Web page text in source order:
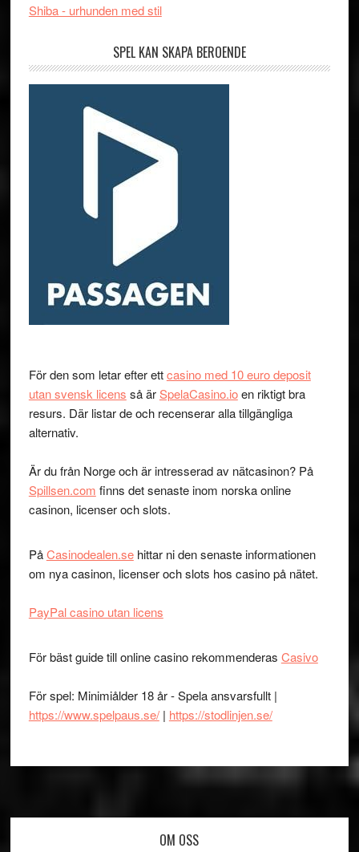
Shiba - urhunden med stil
SPEL KAN SKAPA BEROENDE
För den som letar efter ettcasino med 10 euro deposit
utan svensk licens så ärSpelaCasino.ioen riktigt bra
resurs. Där listar de och recenserar alla tillgängliga
alternativ.
Är du från Norge och är intresserad av nätcasinon? På
Spillsen.com finns det senaste inom norska online
casinon, licenser och slots.
PåCasinodealen.sehittar ni den senaste informationen
om nya casinon, licenser och slots hos casino på nätet.
PayPal casino utan licens
För bäst guide till online casino rekommenderas Casivo
För spel: Minimiålder 18 år - Spela ansvarsfullt |
https://www.spelpaus.se/| https://stodlinjen.se/
OM OSS